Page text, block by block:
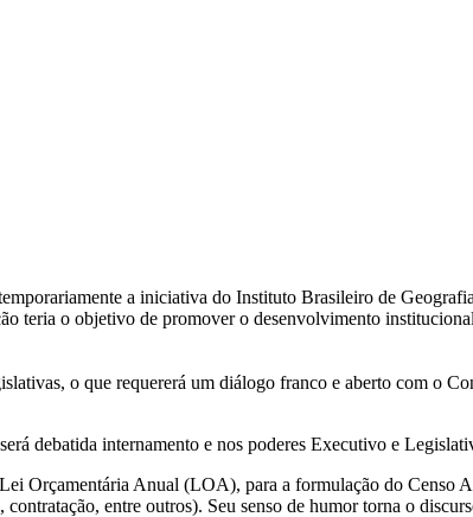
a iniciativa do Instituto Brasileiro de
o objetivo de promover o desenvolvimento
o que requererá um diálogo franco e aberto com o
debatida internamento e nos poderes Executivo e
Orçamentária Anual (LOA), para a formulação do Censo
entre outros). Seu senso de humor torna o